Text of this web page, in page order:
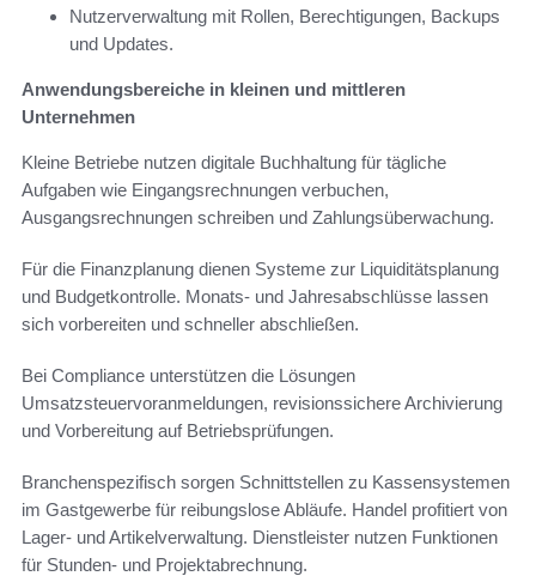
Nutzerverwaltung mit Rollen, Berechtigungen, Backups
und Updates.
Anwendungsbereiche in kleinen und mittleren
Unternehmen
Kleine Betriebe nutzen digitale Buchhaltung für tägliche
Aufgaben wie Eingangsrechnungen verbuchen,
Ausgangsrechnungen schreiben und Zahlungsüberwachung.
Für die Finanzplanung dienen Systeme zur Liquiditätsplanung
und Budgetkontrolle. Monats- und Jahresabschlüsse lassen
sich vorbereiten und schneller abschließen.
Bei Compliance unterstützen die Lösungen
Umsatzsteuervoranmeldungen, revisionssichere Archivierung
und Vorbereitung auf Betriebsprüfungen.
Branchenspezifisch sorgen Schnittstellen zu Kassensystemen
im Gastgewerbe für reibungslose Abläufe. Handel profitiert von
Lager- und Artikelverwaltung. Dienstleister nutzen Funktionen
für Stunden- und Projektabrechnung.